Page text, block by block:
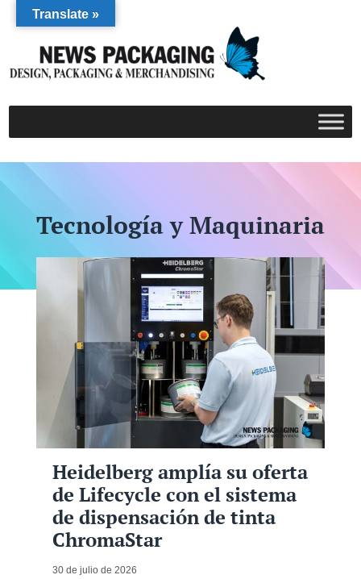
Tecnología y Maquinaria
Heidelberg amplía su oferta
de Lifecycle con el sistema
de dispensación de tinta
ChromaStar
30 de julio de 2026
Translate »